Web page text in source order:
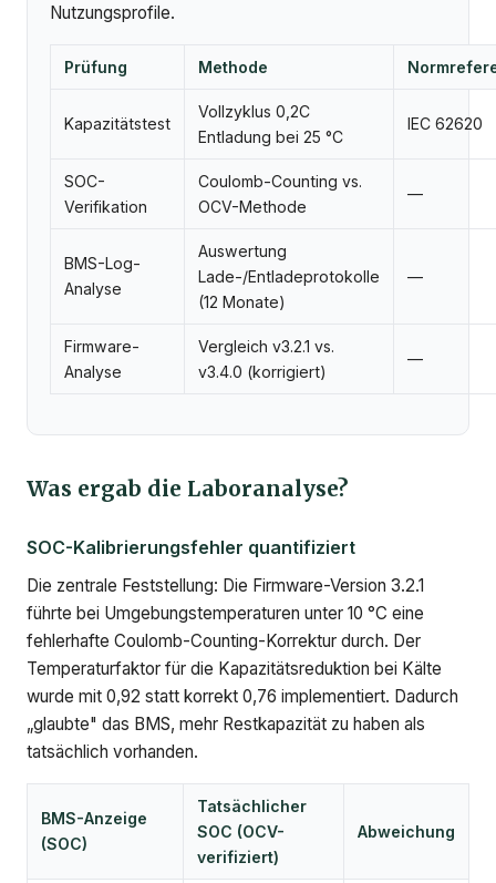
Nutzungsprofile.
Prüfung Methode
Kapazitätstest
Vollzyklus 0,2C
Entladung bei 25 °C
IEC 62620
SOC-
Verifikation
Coulomb-Counting vs.
OCV-Methode
—
BMS-Log-
Analyse
Auswertung
Lade-/Entladeprotokolle
(12 Monate)
—
Firmware-
Analyse
Vergleich v3.2.1 vs.
v3.4.0 (korrigiert)
—
Was ergab die Laboranalyse?
SOC-Kalibrierungsfehler quantifiziert
Die zentrale Feststellung: Die Firmware-Version 3.2.1
führte bei Umgebungstemperaturen unter 10 °C eine
fehlerhafte Coulomb-Counting-Korrektur durch. Der
Temperaturfaktor für die Kapazitätsreduktion bei Kälte
wurde mit 0,92 statt korrekt 0,76 implementiert. Dadurch
„glaubte" das BMS, mehr Restkapazität zu haben als
tatsächlich vorhanden.
BMS-Anzeige
(SOC)
Tatsächlicher
SOC (OCV-
verifiziert)
Abweichung